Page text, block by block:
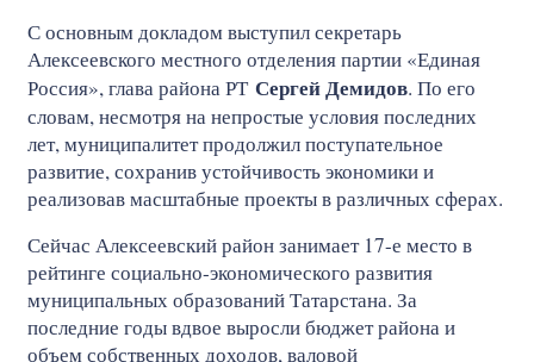
С основным докладом выступил секретарь
Алексеевского местного отделения партии «Единая
Россия», глава района РТ Сергей Демидов. По его
словам, несмотря на непростые условия последних
лет, муниципалитет продолжил поступательное
развитие, сохранив устойчивость экономики и
реализовав масштабные проекты в различных сферах.
Сейчас Алексеевский район занимает 17-е место в
рейтинге социально-экономического развития
муниципальных образований Татарстана. За
последние годы вдвое выросли бюджет района и
объем собственных доходов, валовой